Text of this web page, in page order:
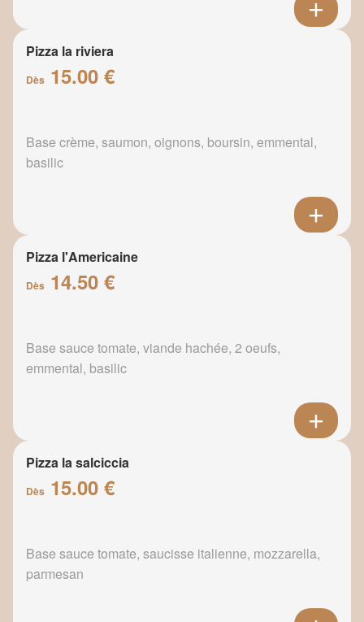
Pizza la riviera
Dès 15.00 €
Base crème, saumon, oignons, boursin, emmental,
basilic
Pizza l'Americaine
Dès 14.50 €
Base sauce tomate, viande hachée, 2 oeufs,
emmental, basilic
Pizza la salciccia
Dès 15.00 €
Base sauce tomate, saucisse italienne, mozzarella,
parmesan